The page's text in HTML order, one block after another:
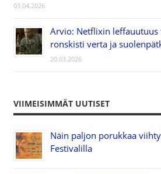
03.04.2026
Arvio: Netflixin leffauutuus
ronskisti verta ja
20.03.2026
VIIMEISIMMÄT UUTISET
Näin paljon porukkaa
Festivalilla